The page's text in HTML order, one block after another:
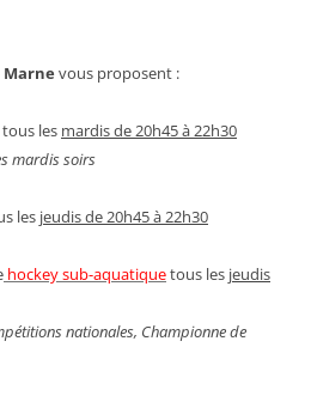
Marne vous proposent :
tous les mardis de 20h45 à 22h30
mardis soirs
les jeudis de 20h45 à 22h30
hockey sub-aquatiquetous les jeudis
nationales, Championne de